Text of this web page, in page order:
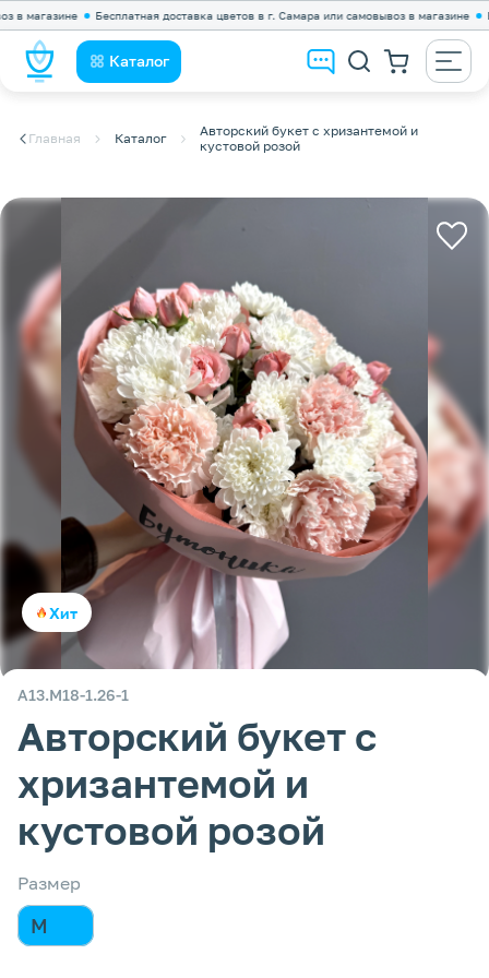
Бесплатная доставка цветов в г. Самара или самовывоз в магазине
Каталог
Главная Каталог
Авторский букет с хризантемой и
кустовой розой
Хит
А13.М18-1.26-1
Авторский букет с
хризантемой и
кустовой розой
Размер
M